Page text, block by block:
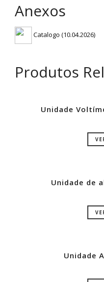
Anexos
Catalogo (10.04.2026)
Produtos
Unidade
Unidade de
Unidade